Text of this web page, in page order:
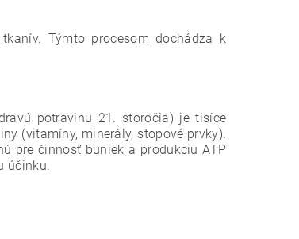
Týmto procesom dochádza
k
potravinu 21. storočia) je tisíce
(vitamíny, minerály, stopové prvky).
pre činnosť buniek a produkciu ATP
účinku.